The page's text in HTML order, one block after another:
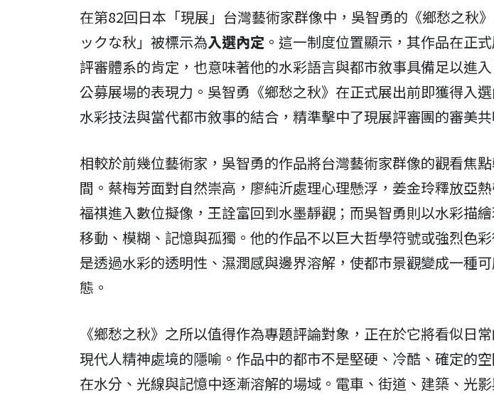
在第82回日本「現展」台灣藝術家群像中，吳智勇的《鄉愁之秋
ックな秋」被標示為入選內定 。這一制度位置顯示，其作品在正
評審體系的肯定，也意味著他的水彩語言與都市敘事具備足以進
公募展場的表現力。吳智勇《鄉愁之秋》在正式展出前即獲得入
水彩技法與當代都市敘事的結合，精準擊中了現展評審團的審美共
相較於前幾位藝術家，吳智勇的作品將台灣藝術家群像的觀看焦
間。蔡梅芳面對自然崇高，廖純沂處理心理懸浮，姜金玲釋放亞
福祺進入數位擬像，王詮富回到水墨靜觀；而吳智勇則以水彩描
移動、模糊、記憶與孤獨。他的作品不以巨大哲學符號或強烈色
是透過水彩的透明性、濕潤感與邊界溶解，使都市景觀變成一種
態。
《鄉愁之秋》之所以值得作為專題評論對象，正在於它將看似日
現代人精神處境的隱喻。作品中的都市不是堅硬、冷酷、確定的
在水分、光線與記憶中逐漸溶解的場域。電車、街道、建築、光